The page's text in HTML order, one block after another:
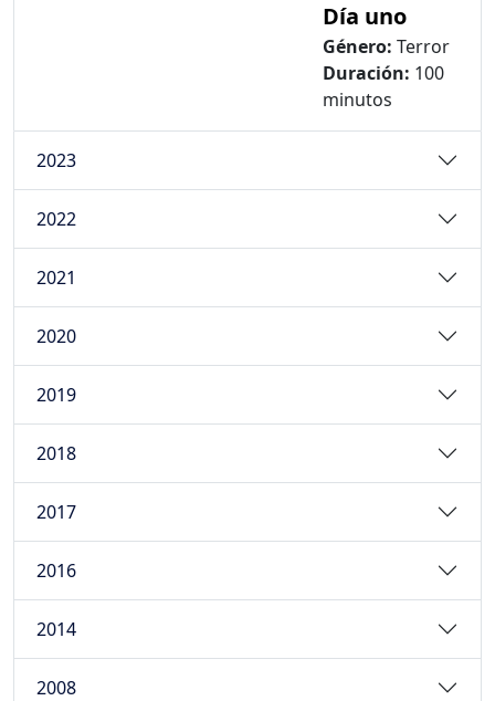
Día uno
Género: Terror
Duración: 100
minutos
2023
2022
2021
2020
2019
2018
2017
2016
2014
2008